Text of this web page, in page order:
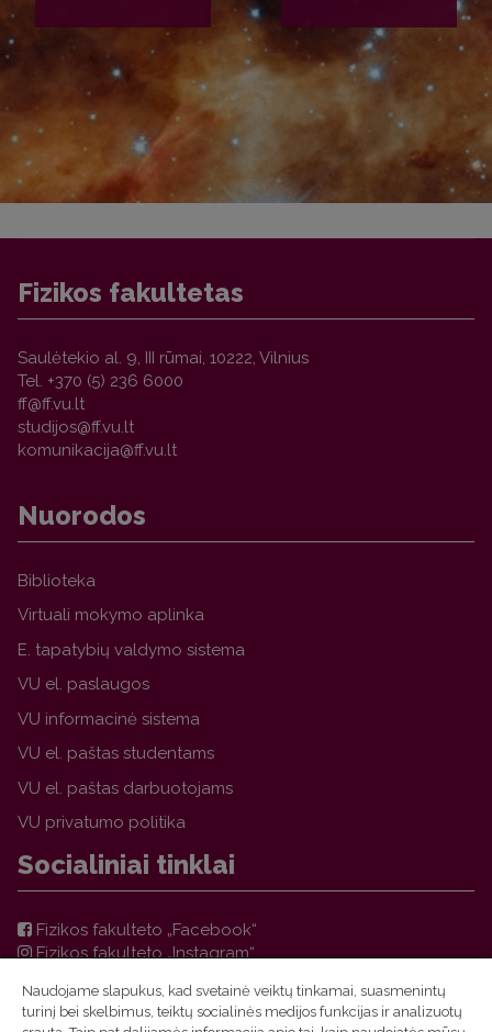
Fizikos fakultetas
Saulėtekio al. 9, III rūmai, 10222, Vilnius
Tel. +370 (5) 236 6000
Nuorodos
Biblioteka
Virtuali mokymo aplinka
E. tapatybių valdymo sistema
VU el. paslaugos
VU informacinė sistema
VU el. paštas studentams
VU el. paštas darbuotojams
VU privatumo politika
Socialiniai tinklai
Fizikos fakulteto „Facebook“
Fizikos fakulteto „Instagram“
VU FF TFAI Molėtų astronomijos observatorijos
„Facebook“
Naudojame slapukus, kad svetainė veiktų tinkamai, suasmenintų
turinį bei skelbimus, teiktų socialinės medijos funkcijas ir analizuotų